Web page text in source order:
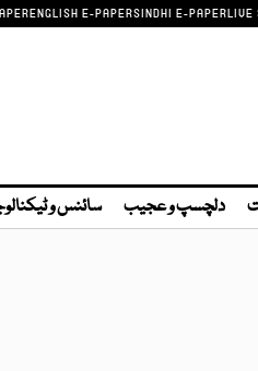
ENGLISH E-PAPERSINDHI E-PAPERLIVE
دلچسپ و عجیب سائنس و